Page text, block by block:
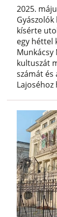
2025.
kísérte
egy héttel
Munkácsy
kultuszát
számát és